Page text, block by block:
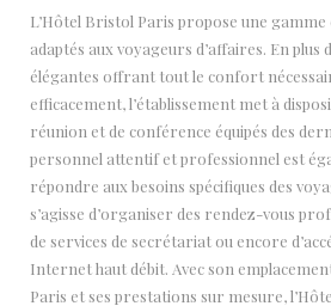
L’Hôtel Bristol Paris propose une gamme
adaptés aux voyageurs d’affaires. En plus
élégantes offrant tout le confort
efficacement, l’établissement met à
réunion et de conférence équipés des
personnel attentif et professionnel est
répondre aux besoins spécifiques des
s’agisse d’organiser des rendez-vous
de services de secrétariat ou encore
Internet haut débit. Avec son
Paris et ses prestations sur mesure,